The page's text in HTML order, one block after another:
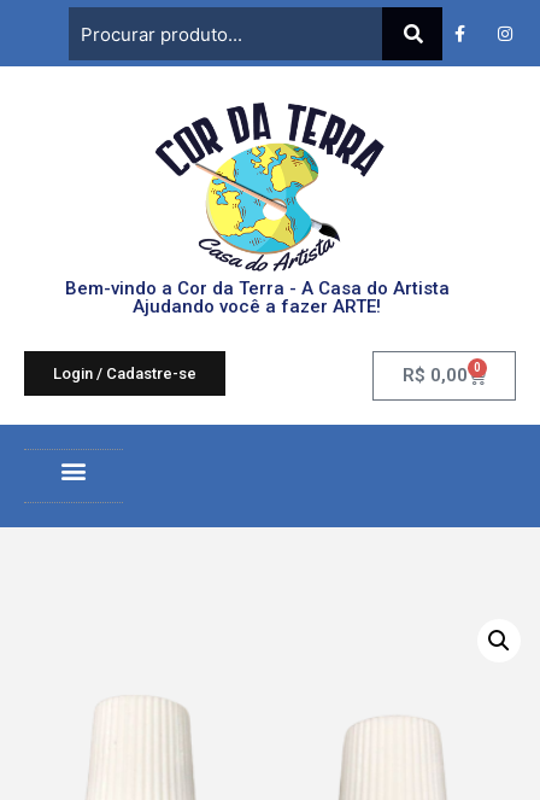
Bem-vindo a Cor da Terra - A Casa do Artista
Ajudando você a fazer ARTE!
Login / Cadastre-se R$ 0,00 0